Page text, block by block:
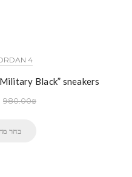
4
Black” sneakers
980.00₪
בחר